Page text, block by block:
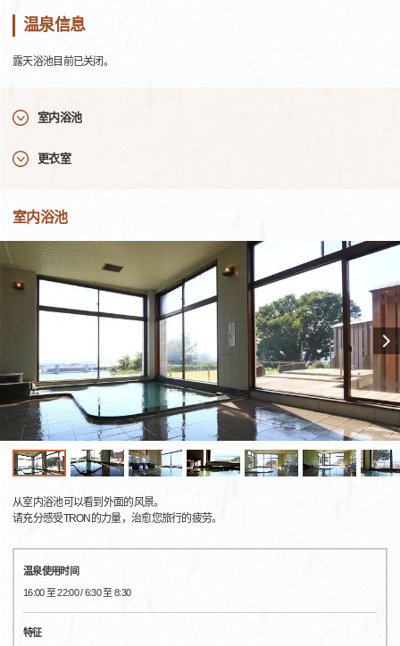
温泉信息
露天浴池目前已关闭。
室内浴池
更衣室
室内浴池
从室内浴池可以看到外面的风景。
请充分感受TRON的力量，治愈您旅行的疲劳。
温泉使用时间
16:00 至 22:00 / 6:30 至 8:30
特征